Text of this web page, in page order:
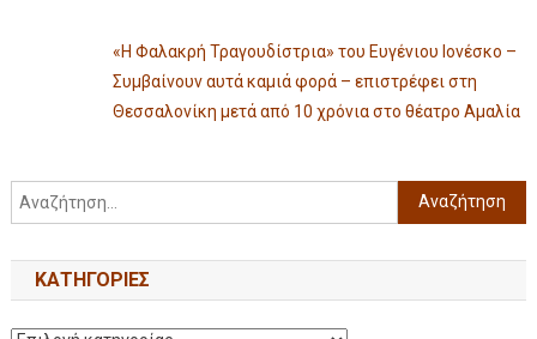
«Η Φαλακρή Τραγουδίστρια» του Ευγένιου Ιονέσκο –
Συμβαίνουν αυτά καμιά φορά – επιστρέφει στη
Θεσσαλονίκη μετά από 10 χρόνια στο θέατρο Αμαλία
KΑΤΗΓΟΡΊΕΣ